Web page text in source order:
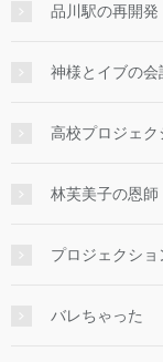
品川駅の再開発
神様とイブの会
高校プロジェ
林芙美子の恩
プロジェクシ
バレちゃった